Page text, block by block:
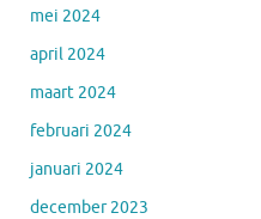
mei 2024
april 2024
maart 2024
februari 2024
januari 2024
december 2023